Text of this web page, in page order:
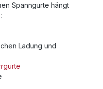
Spanngurte hängt
Ladung und